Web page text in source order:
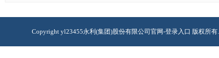
Copyright yl23455永利(集团)股份有限公司官网-登录入口 版权所